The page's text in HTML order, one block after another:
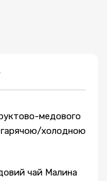
медового
холодною
чай Малина